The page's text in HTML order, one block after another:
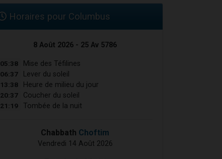
Horaires pour Columbus
8 Août 2026 - 25 Av 5786
05:38 Mise des Téfilines
06:37 Lever du soleil
13:38 Heure de milieu du jour
20:37 Coucher du soleil
21:19 Tombée de la nuit
Chabbath Choftim
Vendredi 14 Août 2026